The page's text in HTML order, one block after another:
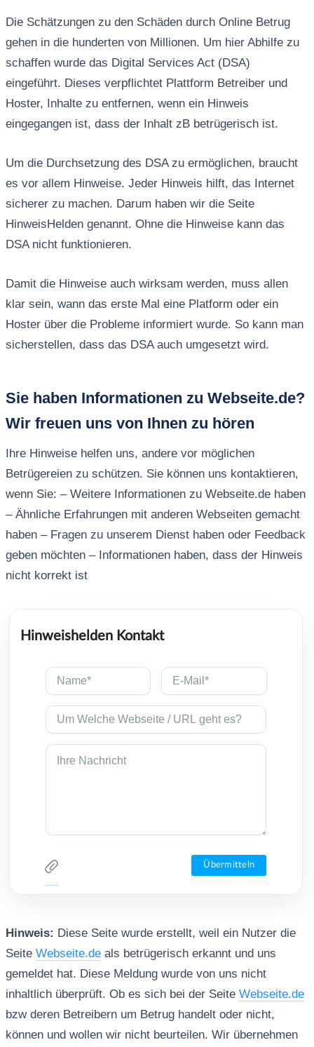
Die Schätzungen zu den Schäden durch Online Betrug
gehen in die hunderten von Millionen. Um hier Abhilfe zu
schaffen wurde das Digital Services Act (DSA)
eingeführt. Dieses verpflichtet Plattform Betreiber und
Hoster, Inhalte zu entfernen, wenn ein Hinweis
eingegangen ist, dass der Inhalt zB betrügerisch ist.
Um die Durchsetzung des DSA zu ermöglichen, braucht
es vor allem Hinweise. Jeder Hinweis hilft, das Internet
sicherer zu machen. Darum haben wir die Seite
HinweisHelden genannt. Ohne die Hinweise kann das
DSA nicht funktionieren.
Damit die Hinweise auch wirksam werden, muss allen
klar sein, wann das erste Mal eine Platform oder ein
Hoster über die Probleme informiert wurde. So kann man
sicherstellen, dass das DSA auch umgesetzt wird.
Sie haben Informationen zu Webseite.de?
Wir freuen uns von Ihnen zu hören
Ihre Hinweise helfen uns, andere vor möglichen
Betrügereien zu schützen. Sie können uns kontaktieren,
wenn Sie: – Weitere Informationen zu Webseite.de haben
– Ähnliche Erfahrungen mit anderen Webseiten gemacht
haben – Fragen zu unserem Dienst haben oder Feedback
geben möchten – Informationen haben, dass der Hinweis
nicht korrekt ist
Hinweishelden Kontakt
Hinweis: Diese Seite wurde erstellt, weil ein Nutzer die
Seite Webseite.deals betrügerisch erkannt und uns
gemeldet hat. Diese Meldung wurde von uns nicht
inhaltlich überprüft. Ob es sich bei der Seite Webseite.de
bzw deren Betreibern um Betrug handelt oder nicht,
können und wollen wir nicht beurteilen. Wir übernehmen